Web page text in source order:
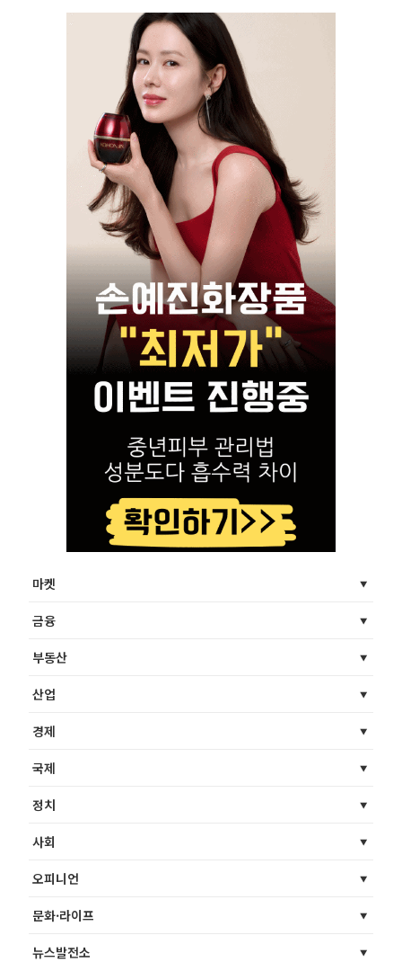
마켓
금융
부동산
산업
경제
국제
정치
사회
오피니언
문화·라이프
뉴스발전소